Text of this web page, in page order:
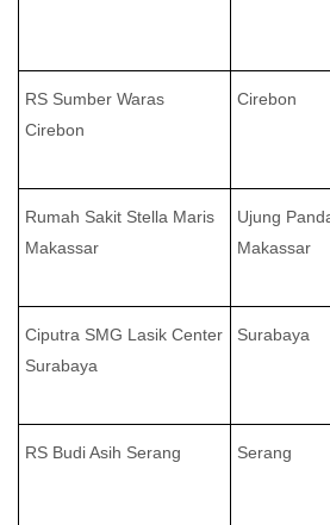
RS Sumber Waras
Cirebon
Cirebon
Rumah Sakit Stella Maris
Makassar
Ujung
Makassar
Ciputra SMG Lasik Center
Surabaya
Surabaya
RS Budi Asih Serang Serang